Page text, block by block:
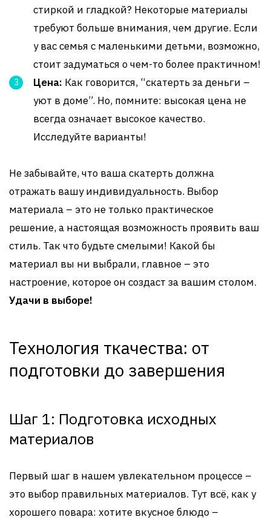
стиркой и гладкой? Некоторые материалы
требуют больше внимания, чем другие. Если
у вас семья с маленькими детьми, возможно,
стоит задуматься о чем-то более практичном!
Цена: Как говорится, “скатерть за деньги –
уют в доме”. Но, помните: высокая цена не
всегда означает высокое качество.
Исследуйте варианты!
Не забывайте, что ваша скатерть должна
отражать вашу индивидуальность. Выбор
материала – это не только практическое
решение, а настоящая возможность проявить ваш
стиль. Так что будьте смелыми! Какой бы
материал вы ни выбрали, главное – это
настроение, которое он создаст за вашим столом.
Удачи в выборе!
Технология ткачества: от
подготовки до завершения
Шаг 1: Подготовка исходных
материалов
Первый шаг в нашем увлекательном процессе –
это выбор правильных материалов. Тут всё, как у
хорошего повара: хотите вкусное блюдо –